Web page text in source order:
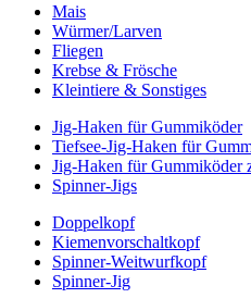
Mais
Würmer/Larven
Fliegen
Krebse & Frösche
Kleintiere & Sonstiges
Jig-Haken für Gummiköder
Tiefsee-Jig-Haken für
Jig-Haken für Gummiköder
Spinner-Jigs
Doppelkopf
Kiemenvorschaltkopf
Spinner-Weitwurfkopf
Spinner-Jig